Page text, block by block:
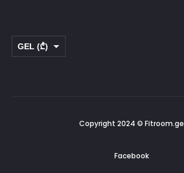
GEL (₾)
Copyright 2024 © Fitroom.ge
Facebook